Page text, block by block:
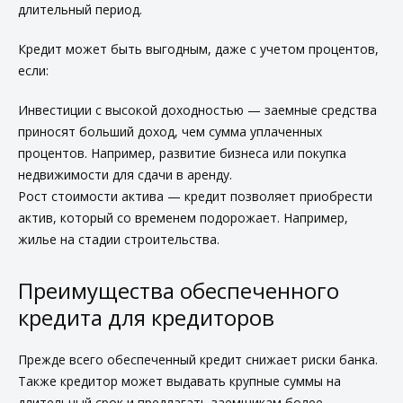
длительный период.
Кредит может быть выгодным, даже с учетом процентов,
если:
Инвестиции с высокой доходностью — заемные средства
приносят больший доход, чем сумма уплаченных
процентов. Например, развитие бизнеса или покупка
недвижимости для сдачи в аренду.
Рост стоимости актива — кредит позволяет приобрести
актив, который со временем подорожает. Например,
жилье на стадии строительства.
Преимущества обеспеченного
кредита для кредиторов
Прежде всего обеспеченный кредит снижает риски банка.
Также кредитор может выдавать крупные суммы на